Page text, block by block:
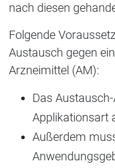
nach diesen
Folgende
Austausch gegen
Arzneimittel (AM):
Das
Applikationsart
Außerdem